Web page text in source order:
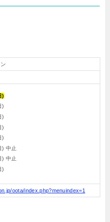
)
)
)
)
)
) 中止
) 中止
)
oota/index.php?menuindex=1